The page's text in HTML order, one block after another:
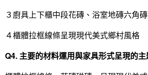
３廚具上下櫃中段花磚、浴室地磚六角
４櫃體拉框線條呈現現代美式鄉村風格
Q4. 主要的材料運用與家具形式呈現的主